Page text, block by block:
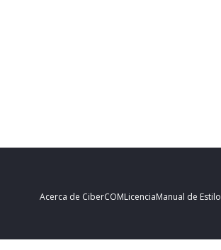
Acerca de CiberCOMLicenciaManual de Estilo